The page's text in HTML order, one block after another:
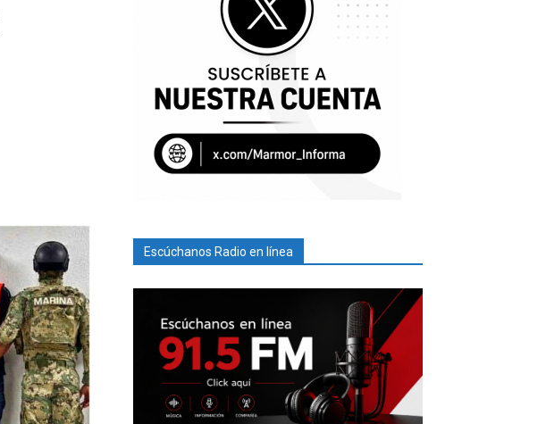
Escúchanos Radio en línea